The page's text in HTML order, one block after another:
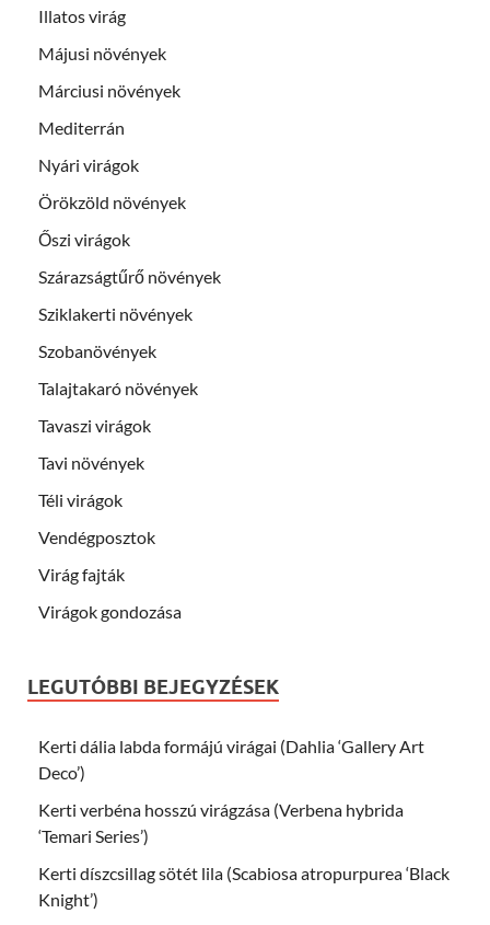
Illatos virág
Májusi növények
Márciusi növények
Mediterrán
Nyári virágok
Örökzöld növények
Őszi virágok
Szárazságtűrő növények
Sziklakerti növények
Szobanövények
Talajtakaró növények
Tavaszi virágok
Tavi növények
Téli virágok
Vendégposztok
Virág fajták
Virágok gondozása
LEGUTÓBBI BEJEGYZÉSEK
Kerti dália labda formájú virágai (Dahlia ‘Gallery Art
Deco’)
Kerti verbéna hosszú virágzása (Verbena hybrida
‘Temari Series’)
Kerti díszcsillag sötét lila (Scabiosa atropurpurea ‘Black
Knight’)